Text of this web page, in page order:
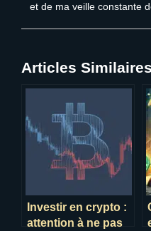
et de ma veille constante
Articles
Investir en crypto :
attention à ne pas